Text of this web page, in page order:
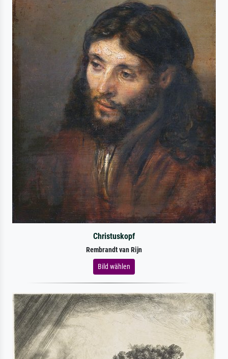
Christuskopf
Rembrandt van Rijn
Bild wählen